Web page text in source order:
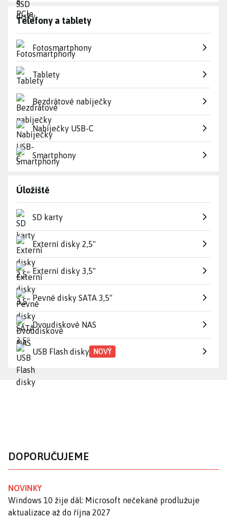
Telefony a tablety
Fotosmartphony
Tablety
Bezdrátové nabíječky
Nabíječky USB-C
Smartphony
Úložiště
SD karty
Externí disky 2,5"
Externí disky 3,5"
Pevné disky SATA 3,5"
Dvoudiskové NAS
USB Flash disky NOVÝ
DOPORUČUJEME
NOVINKY
Windows 10 žije dál: Microsoft nečekaně prodlužuje
aktualizace až do října 2027